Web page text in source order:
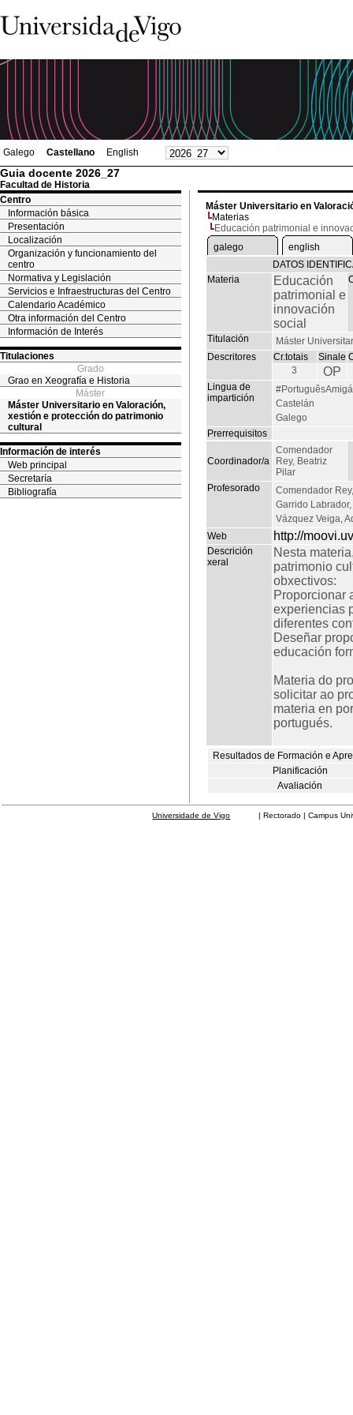
Galego Castellano English
Guia docente 2026_27
Facultad de Historia
Centro
Información básica
Presentación
Localización
Organización y funcionamiento del
centro
Normativa y Legislación
Servicios e Infraestructuras del Centro
Calendario Académico
Otra información del Centro
Información de Interés
Titulaciones
Grado
Grao en Xeografía e Historia
Máster
Máster Universitario en Valoración,
xestión e protección do patrimonio
cultural
Información de interés
Web principal
Secretaría
Bibliografía
Máster Universitario en
Materias
Educación patrimonial e
galego
english
DATOS
Materia
Educación
patrimonial e
innovación
social
Titulación
Máster
Descritores
Cr.totais Sinale
3
OP
Lingua de
impartición
Castelán
Galego
Prerrequisitos
Coordinador/a
Comendador
Rey, Beatriz
Pilar
Profesorado
Comendador
Garrido
Vázquez Veiga,
Web
http://
Descrición
xeral
Nesta
patrimonio
obxectivos:
Proporcionar
experiencias
diferentes
Deseñar
educación
Materia do
solicitar ao
materia en
portugués.
Resultados de Formación e
Planificación
Avaliación
Universidade de Vigo | Rectorado | Campus